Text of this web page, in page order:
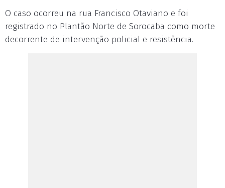
O caso ocorreu na rua Francisco Otaviano e foi
registrado no Plantão Norte de Sorocaba como morte
decorrente de intervenção policial e resistência.